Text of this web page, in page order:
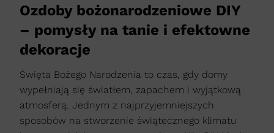
Ozdoby bożonarodzeniowe DIY
– pomysły na tanie i efektowne
dekoracje
Święta Bożego Narodzenia to czas, gdy domy
wypełniają się światłem, zapachem i wyjątkową
atmosferą. Jednym z najprzyjemniejszych
sposobów na stworzenie świątecznego klimatu